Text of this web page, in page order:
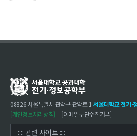
보유도서
커뮤니티
입시
08826 서울특별시 관악구 관악로 1 서울대학교 전기·
[개인정보처리방침]
[이메일무단수집거부]